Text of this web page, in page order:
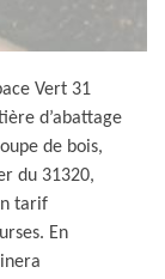
Vert 31
d’abattage
de bois,
du 31320,
tarif
En